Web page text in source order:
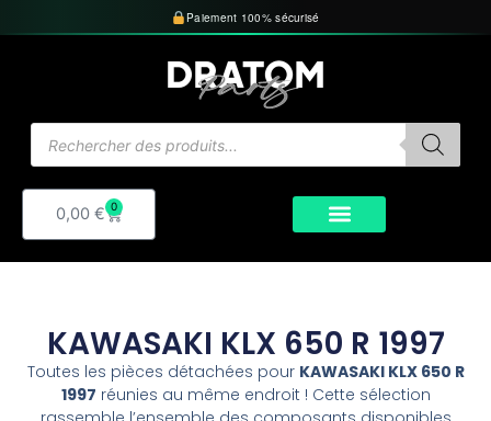
au
Paiement 100% sécurisé
de
0,00 € 0
Panier
KAWASAKI KLX 650 R 1997
Toutes les pièces détachées pour KAWASAKI KLX 650 R
1997 réunies au même endroit ! Cette sélection